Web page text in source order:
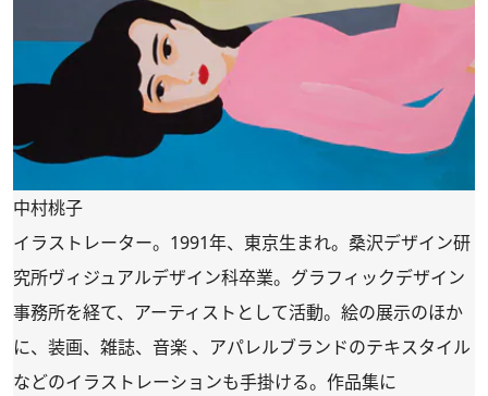
中村桃子
イラストレーター。1991年、東京生まれ。桑沢デザイン研
究所ヴィジュアルデザイン科卒業。グラフィックデザイン
事務所を経て、アーティストとして活動。絵の展示のほか
に、装画、雑誌、音楽 、アパレルブランドのテキスタイル
などのイラストレーションも手掛ける。作品集に